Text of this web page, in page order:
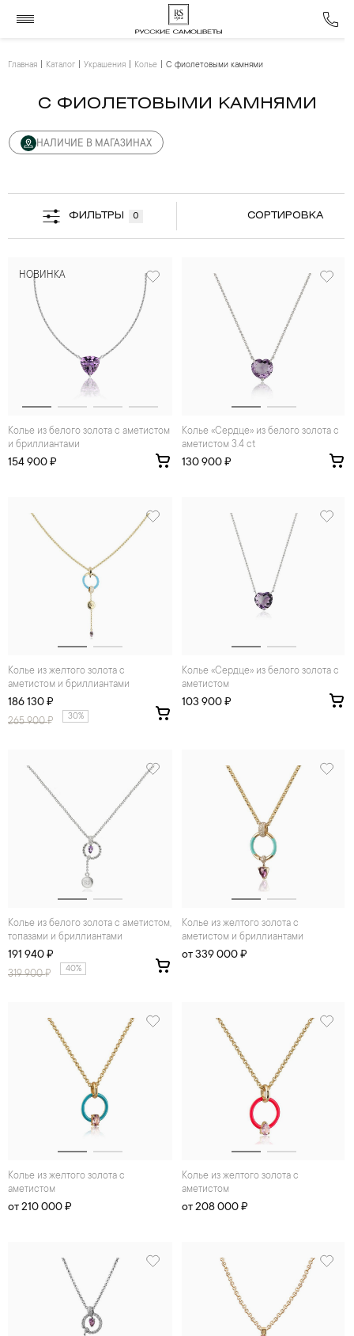
Главная Каталог Украшения Колье С фиолетовыми камнями
С ФИОЛЕТОВЫМИ КАМНЯМИ
НАЛИЧИЕ В МАГАЗИНАХ
ФИЛЬТРЫ 0 СОРТИРОВКА
НОВИНКА
Колье из белого золота с аметистом
и бриллиантами
154 900 ₽
Колье «Сердце» из белого золота с
аметистом 3.4 ct
130 900 ₽
Колье из желтого золота с
аметистом и бриллиантами
186 130 ₽
265 900₽ 30%
Колье «Сердце» из белого золота с
аметистом
103 900 ₽
Колье из белого золота с аметистом,
топазами и бриллиантами
191 940 ₽
319 900₽ 40%
Колье из желтого золота с
аметистом и бриллиантами
от 339 000 ₽
Колье из желтого золота с
аметистом
от 210 000 ₽
Колье из желтого золота с
аметистом
от 208 000 ₽